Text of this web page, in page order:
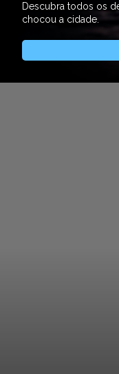
Descubra todos os
chocou a cidade.